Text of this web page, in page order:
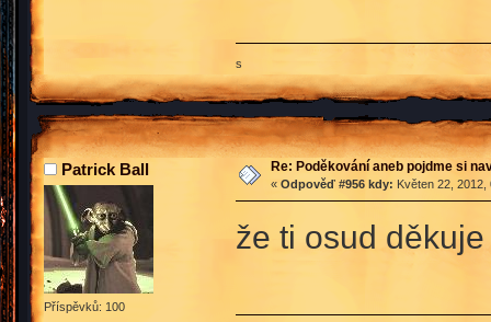
s
Patrick Ball
Příspěvků: 100
Re: Poděkování aneb pojdme si
« Odpověď #956 kdy: Květen 22, 2012,
že ti osud